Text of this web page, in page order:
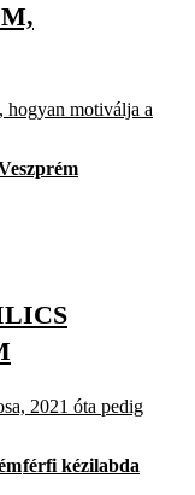
hogyan motiválja a
2021 óta pedig
férfi kézilabda